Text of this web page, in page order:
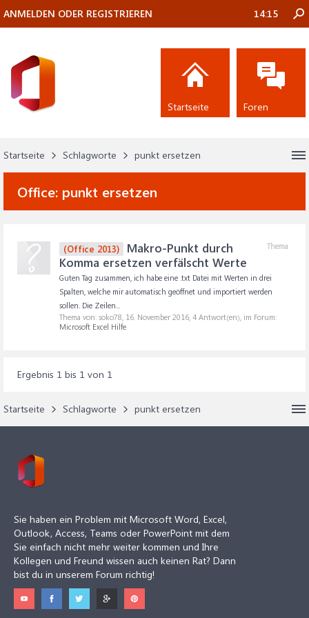
Startseite Schlagworte punkt ersetzen
Office: punkt ersetzen
Thema
(Office 2013)
Makro-Punkt durch
Komma ersetzen verfälscht Werte
Guten Tag zusammen, ich habe eine .txt Datei mit Werten in drei
Spalten, welche mir automatisch geöffnet und importiert werden
sollen. Die Zeilen...
Thema von: soko78, 16. November 2016, 4 Antwort(en), im Forum:
Microsoft Excel Hilfe
Ergebnis 1 bis 1 von 1
Startseite Schlagworte punkt ersetzen
ANMELDEN ODER REGISTRIEREN 14:15
Startseite Foren
Sie haben ein Problem mit Microsoft Word, Excel,
Outlook, Access, Teams oder PowerPoint mit dem
Sie einfach nicht mehr weiter kommen und Ihre
Kollegen und Freund wissen auch keinen Rat? Dann
bist du in unserem Forum richtig!